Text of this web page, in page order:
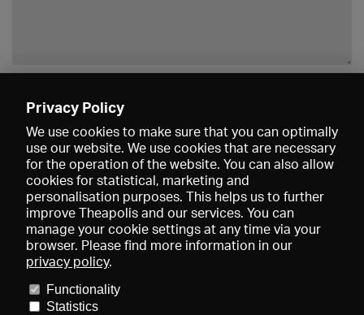
Données médiatiques
Conditions générales de vente
Privacy Policy
We use cookies to make sure that you can optimally
use our website. We use cookies that are necessary
for the operation of the website. You can also allow
cookies for statistical, marketing and
personalisation purposes. This helps us to further
improve Theapolis and our services. You can
manage your cookie settings at any time via your
browser. Please find more information in our
privacy policy.
Functionality
Statistics